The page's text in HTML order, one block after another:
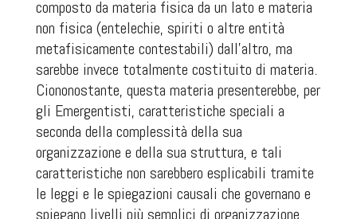
composto da materia fisica da un lato e materia
non fisica (entelechie, spiriti o altre entità
metafisicamente contestabili) dall’altro, ma
sarebbe invece totalmente costituito di materia.
Ciononostante, questa materia presenterebbe, per
gli Emergentisti, caratteristiche speciali a
seconda della complessità della sua
organizzazione e della sua struttura, e tali
caratteristiche non sarebbero esplicabili tramite
le leggi e le spiegazioni causali che governano e
spiegano livelli più semplici di organizzazione.